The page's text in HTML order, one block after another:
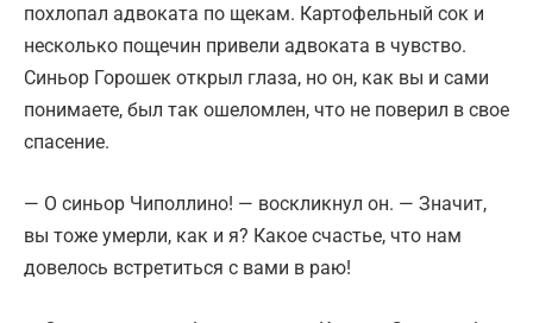
похлопал адвоката по щекам. Картофельный сок и
несколько пощечин привели адвоката в чувство.
Синьор Горошек открыл глаза, но он, как вы и сами
понимаете, был так ошеломлен, что не поверил в свое
спасение.
— О синьор Чиполлино! — воскликнул он. — Значит,
вы тоже умерли, как и я? Какое счастье, что нам
довелось встретиться с вами в раю!